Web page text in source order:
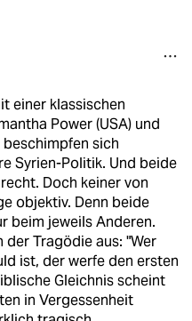
einer klassischen
Power (USA) und
beschimpfen sich
Syrien-Politik. Und beide
Doch keiner von
objektiv. Denn beide
beim jeweils Anderen.
der Tragödie aus: "Wer
ist, der werfe den ersten
Gleichnis scheint
in Vergessenheit